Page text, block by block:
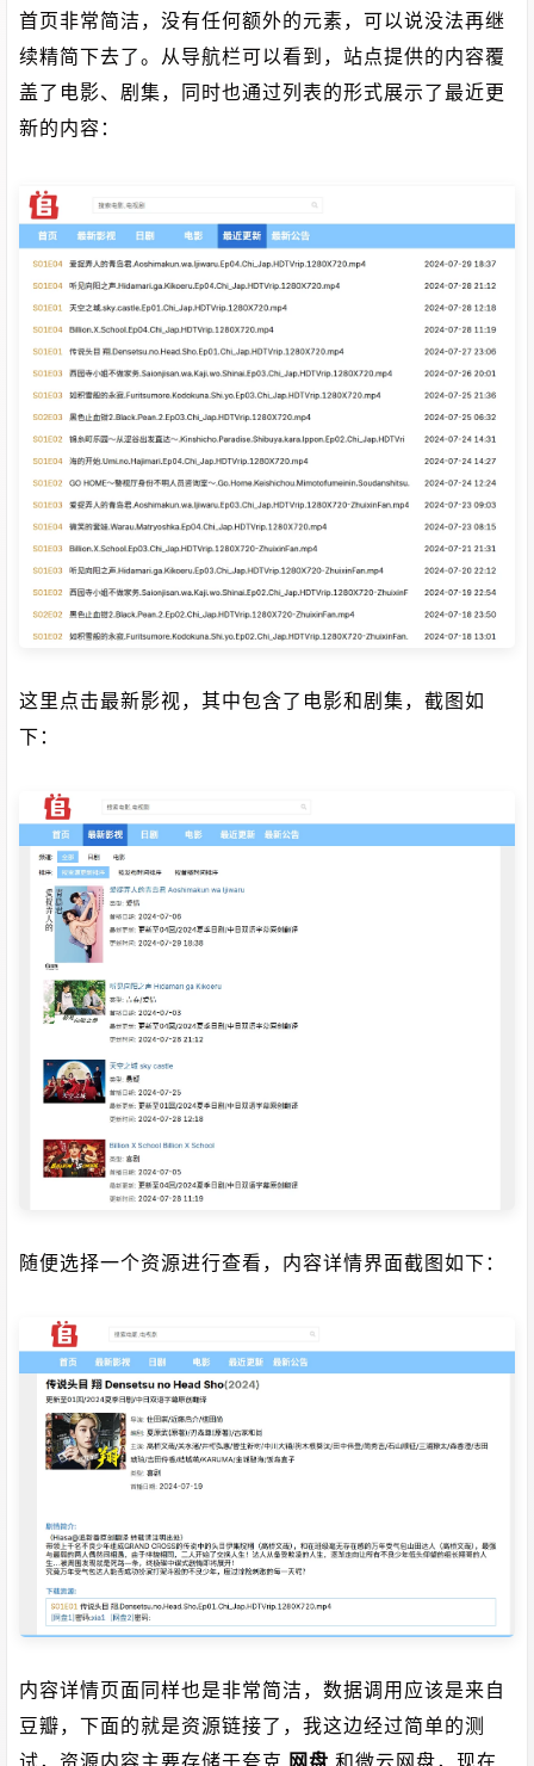
首页非常简洁，没有任何额外的元素，可以说没法再继
续精简下去了。从导航栏可以看到，站点提供的内容覆
盖了电影、剧集，同时也通过列表的形式展示了最近更
新的内容：
这里点击最新影视，其中包含了电影和剧集，截图如
下：
随便选择一个资源进行查看，内容详情界面截图如下：
内容详情页面同样也是非常简洁，数据调用应该是来自
豆瓣，下面的就是资源链接了，我这边经过简单的测
试，资源内容主要存储于夸克 网盘 和微云网盘，现在